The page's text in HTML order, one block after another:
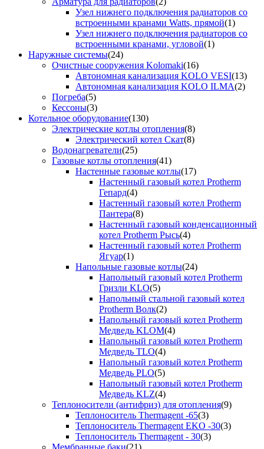
Узел нижнего подключения радиаторов со
встроенными кранами Watts, прямой(1)
Узел нижнего подключения радиаторов со
встроенными кранами, угловой(1)
Наружные системы(24)
Очистные сооружения Kolomaki(16)
Автономная канализация KOLO VESI(13)
Автономная канализация KOLO ILMA(2)
Погреба(5)
Кессоны(3)
Котельное оборудование(130)
Электрические котлы отопления(8)
Электрический котел Скат(8)
Водонагреватели(25)
Газовые котлы отопления(41)
Настенные газовые котлы(17)
Настенный газовый котел Protherm
Гепард(4)
Настенный газовый котел Protherm
Пантера(8)
Настенный газовый конденсационный
котел Protherm Рысь(4)
Настенный газовый котел Protherm
Ягуар(1)
Напольные газовые котлы(24)
Напольный газовый котел Protherm
Гризли KLO(5)
Напольный стальной газовый котел
Protherm Волк(2)
Напольный газовый котел Protherm
Медведь KLOM(4)
Напольный газовый котел Protherm
Медведь TLO(4)
Напольный газовый котел Protherm
Медведь PLO(5)
Напольный газовый котел Protherm
Медведь KLZ(4)
Теплоносители (антифриз) для отопления(9)
Теплоноситель Thermagent -65(3)
Теплоноситель Thermagent EKO -30(3)
Теплоноситель Thermagent - 30(3)
Мембранные баки(21)